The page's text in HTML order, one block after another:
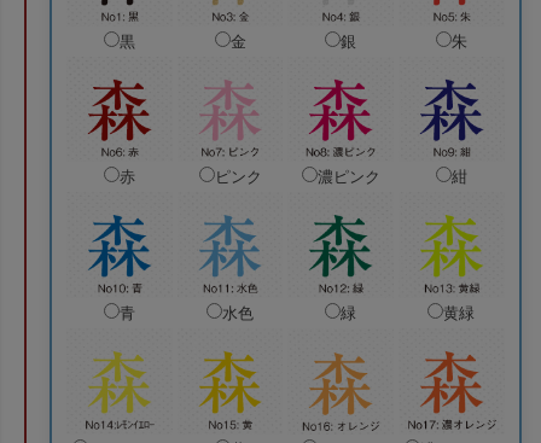
黒 金 銀 朱
赤 ピンク 濃ピンク 紺
青 水色 緑 黄緑